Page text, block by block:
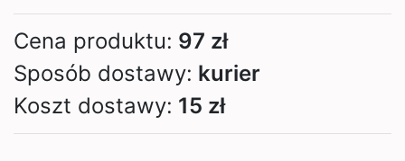
Cena produktu: 97 zł
Sposób dostawy: kurier
Koszt dostawy: 15 zł